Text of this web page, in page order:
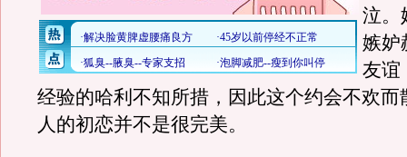
泣。
嫉妒
友谊
经验的哈利不知所措，因此这个约会不欢而
人的初恋并不是很完美。